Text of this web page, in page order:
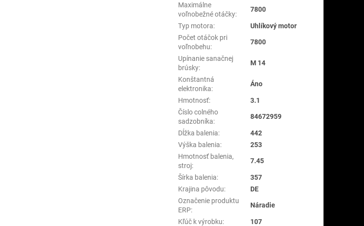
Maximálne
voľnobežné otáčky:
7800
Typ motora:
Uhlíkový motor
Počet otáčok pri
voľnobehu:
7800
Upínanie sanačnej
brúsky:
M 14
Konštantná
elektronika:
Áno
Hmotnosť:
3.1
Číslo colného
sadzobníka:
84672959
Dĺžka balenia:
442
Výška balenia:
253
Hmotnosť balenia,
stroj:
7.45
Šírka balenia:
357
Krajina pôvodu:
DE
Označenie produktu
ERP:
Náradie
Kľúč k výrobku:
107